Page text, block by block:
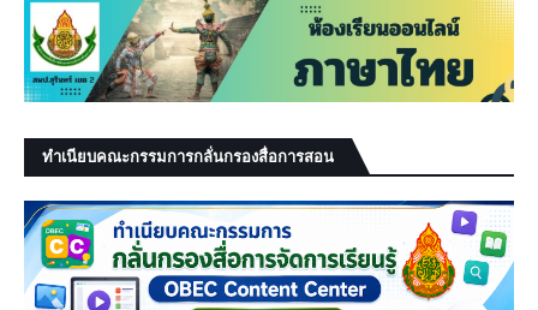
ทำเนียบคณะกรรมการกลั่นกรองสื่อการสอน